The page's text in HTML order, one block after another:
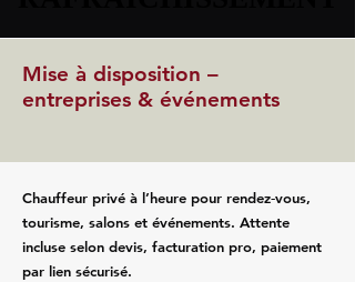
Mise à disposition –
entreprises & événements
Chauffeur privé à l’heure pour rendez‑vous,
tourisme, salons et événements. Attente
incluse selon devis, facturation pro, paiement
par lien sécurisé.